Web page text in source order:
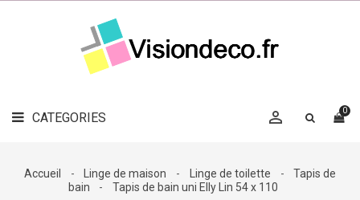
CATEGORIES 0

LE
MAG
DÉCO

DÉCO
Accueil Linge de maison Linge de toilette
Tapis de
bain
Tapis de bain uni Elly Lin 54 x 110